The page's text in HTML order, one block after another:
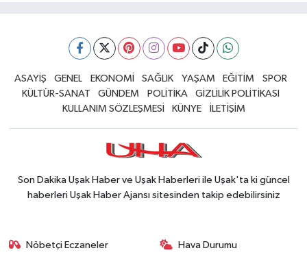
ASAYİŞ GENEL EKONOMİ SAĞLIK YAŞAM EĞİTİM
SPOR
KÜLTÜR-SANAT
GÜNDEM POLİTİKA
GİZLİLİK POLİTİKASI
KULLANIM SÖZLEŞMESİ
KÜNYE İLETİŞİM
Son Dakika Uşak Haber ve Uşak Haberleri ile Uşak'ta ki güncel
haberleri Uşak Haber Ajansı sitesinden takip edebilirsiniz
Nöbetçi Eczaneler Hava Durumu